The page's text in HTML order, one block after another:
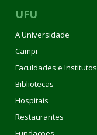
UFU
A Universidade
Campi
Faculdades e Institutos
Bibliotecas
Hospitais
Restaurantes